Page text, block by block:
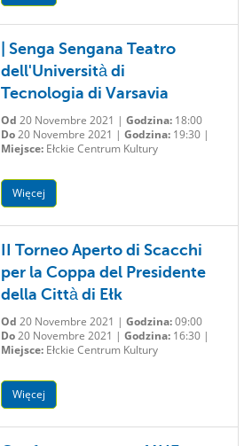
| Senga Sengana Teatro
dell'Università di
Tecnologia di Varsavia
Od 20 Novembre 2021 | Godzina:18:00
Do20 Novembre 2021 | Godzina:19:30 |
Miejsce:Ełckie Centrum Kultury
Więcej
II Torneo Aperto di Scacchi
per la Coppa del Presidente
della Città di Ełk
Od 20 Novembre 2021 | Godzina:09:00
Do20 Novembre 2021 | Godzina:16:30 |
Miejsce:Ełckie Centrum Kultury
Więcej